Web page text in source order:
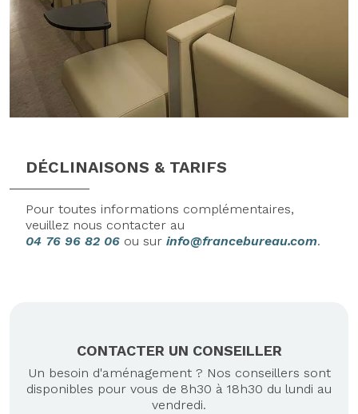
DÉCLINAISONS & TARIFS
Pour toutes informations complémentaires,
veuillez nous contacter au
04 76 96 82 06 ou sur info@francebureau.com.
CONTACTER UN CONSEILLER
Un besoin d'aménagement ? Nos conseillers sont
disponibles pour vous de 8h30 à 18h30 du lundi au
vendredi.